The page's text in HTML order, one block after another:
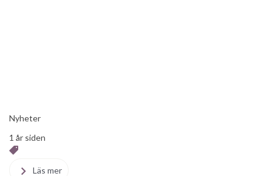
Nyheter
1 år siden
Läs mer